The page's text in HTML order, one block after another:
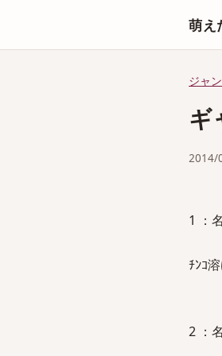
萌え
ジャ
ギ
2014/
1 ：
ﾁﾝｺ
2 ：